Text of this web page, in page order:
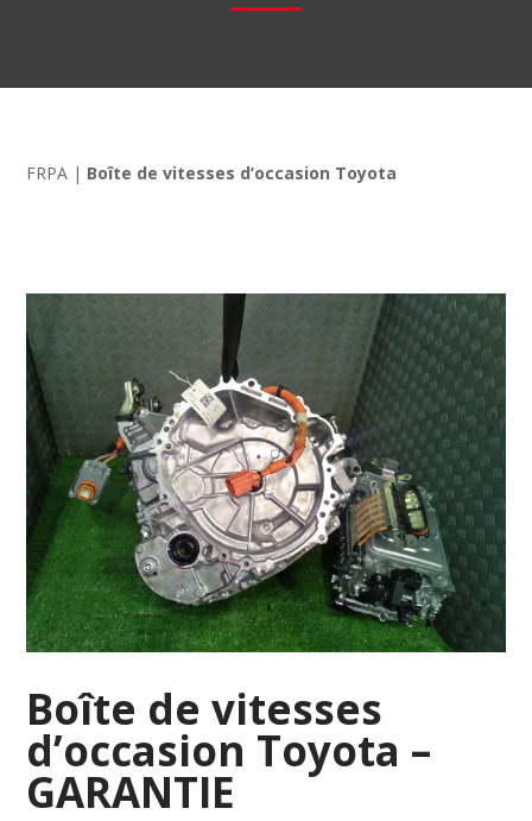
FRPA | Boîte de vitesses d’occasion Toyota
Boîte de vitesses
d’occasion Toyota –
GARANTIE